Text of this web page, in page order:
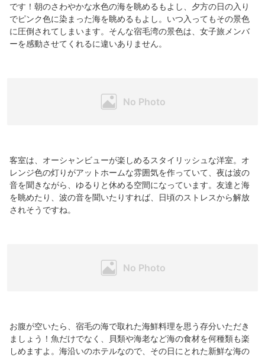
です！朝のさわやかな水色の海を眺めるもよし、夕方の日の入り
でピンク色に染まった海を眺めるもよし。いつ入ってもその景色
に圧倒されてしまいます。そんな宿毛湾の景色は、女子旅メンバ
ーを感動させてくれるに違いありません。
客室は、オーシャンビューが楽しめるスタイリッシュな洋室。オ
レンジ色の灯りがアットホームな雰囲気を作っていて、夜は波の
音を聞きながら、ゆるりと休める空間になっています。友達と海
を眺めたり、波の音を聞いたりすれば、日頃のストレスから解放
されそうですね。
お腹が空いたら、宿毛の海で取れた海鮮料理を思う存分いただき
ましょう！魚だけでなく、貝類や海老など海の食材を何種類も楽
しめますよ。海沿いのホテルなので、その日にとれた新鮮な海の